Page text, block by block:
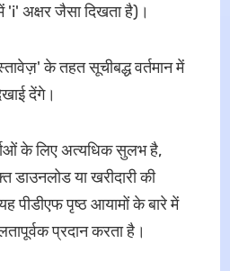
अक्षर जैसा दिखता है)।
के तहत सूचीबद्ध वर्तमान में
देंगे।
के लिए अत्यधिक सुलभ है,
डाउनलोड या खरीदारी की
पीडीएफ पृष्ठ आयामों के बारे में
प्रदान करता है।